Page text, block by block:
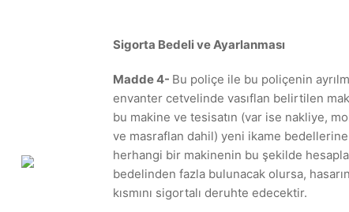
Sigorta Bedeli ve Ayarlanması
Madde 4- Bu poliçe ile bu poliçenin
envanter cetvelinde vasıflan belirtilen
bu makine ve tesisatın (var ise nakliye,
ve masraflan dahil) yeni ikame bedellerine
herhangi bir makinenin bu şekilde
bedelinden fazla bulunacak olursa,
kısmını sigortalı deruhte edecektir.